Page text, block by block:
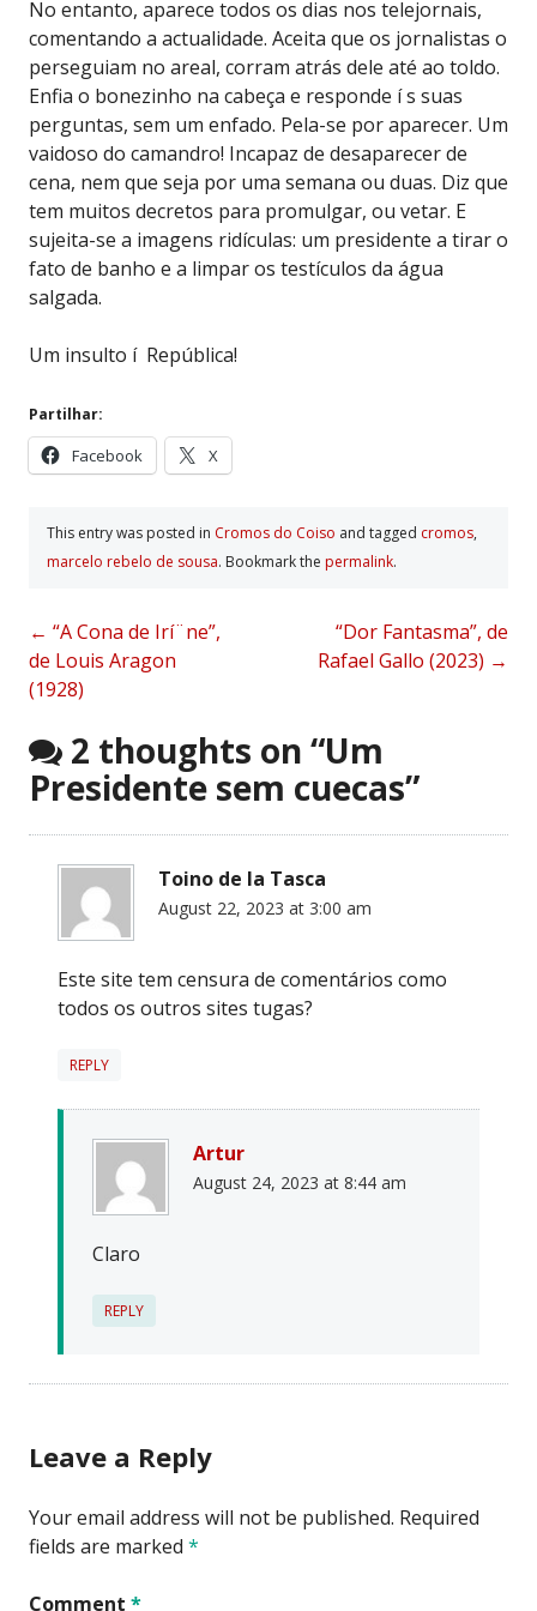
No entanto, aparece todos os dias nos telejornais,
comentando a actualidade. Aceita que os jornalistas o
perseguiam no areal, corram atrás dele até ao toldo.
Enfia o bonezinho na cabeça e responde í s suas
perguntas, sem um enfado. Pela-se por aparecer. Um
vaidoso do camandro! Incapaz de desaparecer de
cena, nem que seja por uma semana ou duas. Diz que
tem muitos decretos para promulgar, ou vetar. E
sujeita-se a imagens ridículas: um presidente a tirar o
fato de banho e a limpar os testículos da água
salgada.
Um insulto í República!
Partilhar:
Facebook X
This entry was posted in Cromos do Coiso and tagged cromos,
marcelo rebelo de sousa. Bookmark the permalink.
Post
navigation
← “A Cona de Irí¨ne”,
de Louis Aragon
(1928)
“Dor Fantasma”, de
Rafael Gallo (2023) →
2 thoughts on “Um
Presidente sem cuecas”
Toino de la Tasca
August 22, 2023 at 3:00 am
Este site tem censura de comentários como
todos os outros sites tugas?
REPLY
Artur
August 24, 2023 at 8:44 am
Claro
REPLY
Leave a Reply
Your email address will not be published. Required
fields are marked *
Comment *